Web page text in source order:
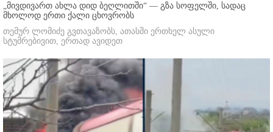
„მივდივართ ახლა დიდ ბეღლითში“ — გზა სოფელში, სადაც
მხოლოდ ერთი ქალი ცხოვრობს
თემურ ლომიძე გვთავაზობს, ათასში ერთხელ ასული
სტუმრებივით, ერთად ავიდეთ